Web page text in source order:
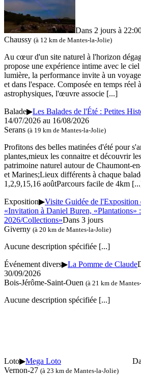
Dans 2 jours à
Chaussy (à 12 km de Mantes-la-Jolie)
Au cœur d'un site naturel à l'horizon
propose une expérience intime avec le
lumière, la performance invite à un
et dans l'espace. Composée en temps réel
astrophysiques, l'œuvre associe [...]
Balade▶Les Balades de l'Été : Petites
14/07/2026 au 16/08/2026
Serans (à 19 km de Mantes-la-Jolie)
Profitons des belles matinées d'été pour
plantes,mieux les connaitre et découvrir
patrimoine naturel autour de Chaumont-
et Marines;Lieux différents à chaque
1,2,9,15,16 aoûtParcours facile de 4km
Exposition▶Visite Guidée de l'Exposition
«Invitation à Daniel Buren, «Plantations»
2026/Collections»Dans 3 jours
Giverny (à 20 km de Mantes-la-Jolie)
Aucune description spécifiée [...]
Événement divers▶La Pomme de Claude
30/09/2026
Bois-Jérôme-Saint-Ouen (à 21 km de
Aucune description spécifiée [...]
Loto▶Mega Loto
Vernon-27 (à 23 km de Mantes-la-Jolie)